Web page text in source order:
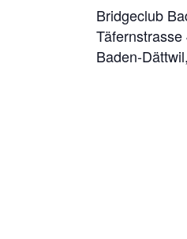
Bridgeclub
Täfernstrasse
Baden-Dättwil,